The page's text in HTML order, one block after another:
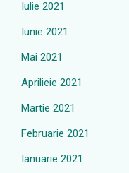
Iulie 2021
Iunie 2021
Mai 2021
Aprilieie 2021
Martie 2021
Februarie 2021
Ianuarie 2021